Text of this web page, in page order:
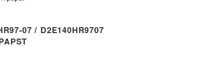
07 / D2E140HR9707